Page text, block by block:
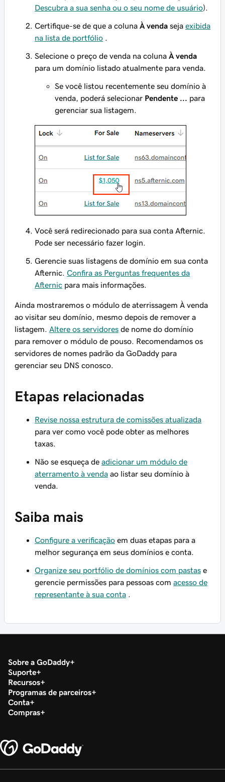
Descubra a sua senha ou o seu nome de usuário).
Certifique-se de que a coluna À venda seja exibida
na lista de portfólio
Selecione o preço de venda na coluna À venda
para um domínio listado atualmente para venda.
Se você listou recentemente seu domínio à
venda, poderá selecionar Pendente ... para
gerenciar sua listagem.
Você será redirecionado para sua conta Afternic.
Pode ser necessário fazer login.
Gerencie suas listagens de domínio em sua conta
Afternic. Confira as Perguntas frequentes da
Afternic para mais informações.
Ainda mostraremos o módulo de aterrissagem À venda
ao visitar seu domínio, mesmo depois de remover a
listagem. Altere os servidores de nome do domínio
para remover o módulo de pouso. Recomendamos os
servidores de nomes padrão da GoDaddy para
gerenciar seu DNS conosco.
Etapas relacionadas
Revise nossa estrutura de comissões atualizada
para ver como você pode obter as melhores
taxas.
Não se esqueça de adicionar um módulo de
aterramento à venda ao listar seu domínio à
venda.
Saiba mais
Configure a verificação em duas etapas para a
melhor segurança em seus domínios e conta.
Organize seu portfólio de domínios com pastas e
gerencie permissões para pessoas com acesso de
representante à sua conta
Sobre a GoDaddy
Suporte
Recursos
Programas de parceiros
Conta
Compras